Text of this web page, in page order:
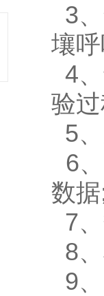
3
壤
4
验
5
6、
数
7
8
9